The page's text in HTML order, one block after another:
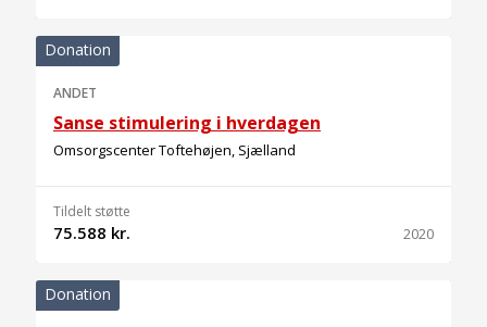
Donation
ANDET
Sanse stimulering i hverdagen
Omsorgscenter Toftehøjen, Sjælland
Tildelt støtte
75.588 kr. 2020
Donation